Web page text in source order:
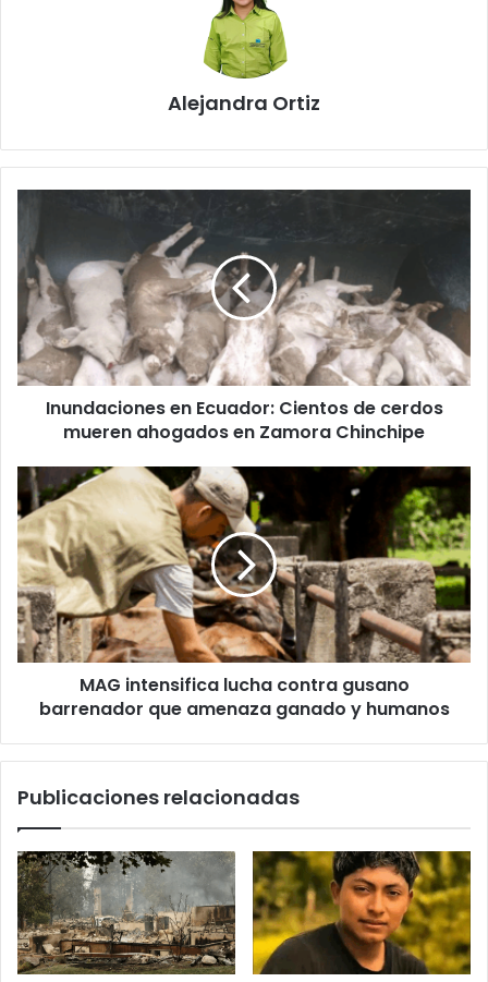
Alejandra Ortiz
Ecuador:
Cientos
de
cerdos
mueren
ahogados
en
Zamora
Chinchipe
Inundaciones en Ecuador: Cientos de cerdos
mueren ahogados en Zamora Chinchipe
MAG
intensifica
lucha
contra
gusano
barrenador
que
amenaza
ganado
humanos
MAG intensifica lucha contra gusano
barrenador que amenaza ganado y humanos
Publicaciones relacionadas